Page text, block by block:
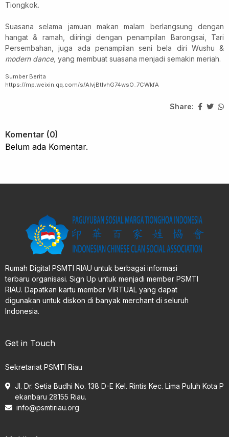
Tiongkok.
Suasana selama jamuan makan malam berlangsung dengan
hangat & ramah, diiringi dengan penampilan Barongsai, Tari
Persembahan, juga ada penampilan seni bela diri Wushu &
modern dance, yang membuat suasana menjadi semakin meriah.
Sumber Berita
https://mp.weixin.qq.com/s/AIvjBtlvhG74wsO_7CWkfA
Share:
Komentar (0)
Belum ada Komentar.
Rumah Digital PSMTI RIAU untuk berbagai informasi
terbaru organisasi. Sign Up untuk menjadi member PSMTI
RIAU. Dapatkan kartu member VIRTUAL yang dapat
digunakan untuk diskon di banyak merchant di seluruh
Indonesia.
Get in Touch
Sekretariat PSMTI Riau
Jl. Dr. Setia Budhi No. 138 D-E Kel. Rintis Kec. Lima Puluh Kota P
ekanbaru 28155 Riau.
info@psmtiriau.org